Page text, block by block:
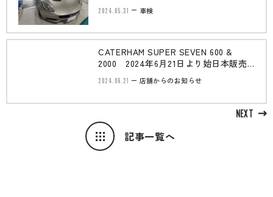
2024.05.31 車検
記事一覧へ
NEXT
CATERHAM SUPER SEVEN 600 &
2000 2024年6月21日より始日本販売
開!!
2024.06.21 店舗からのお知らせ